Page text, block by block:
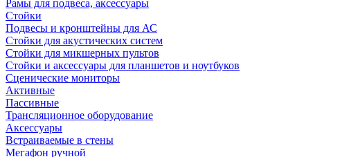
Рамы для подвеса, аксессуары
Стойки
Подвесы и кронштейны для АС
Стойки для акустических систем
Стойки для микшерных пультов
Стойки и аксессуары для планшетов и ноутбуков
Сценические мониторы
Активные
Пассивные
Трансляционное оборудование
Аксессуары
Встраиваемые в стены
Мегафон ручной